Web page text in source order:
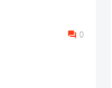
0